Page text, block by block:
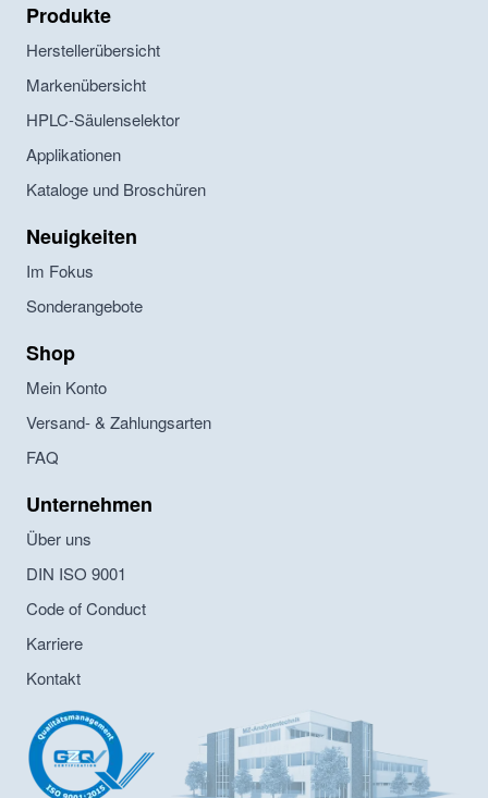
Produkte
Herstellerübersicht
Markenübersicht
HPLC-Säulenselektor
Applikationen
Kataloge und Broschüren
Neuigkeiten
Im Fokus
Sonderangebote
Shop
Mein Konto
Versand- & Zahlungsarten
FAQ
Unternehmen
Über uns
DIN ISO 9001
Code of Conduct
Karriere
Kontakt